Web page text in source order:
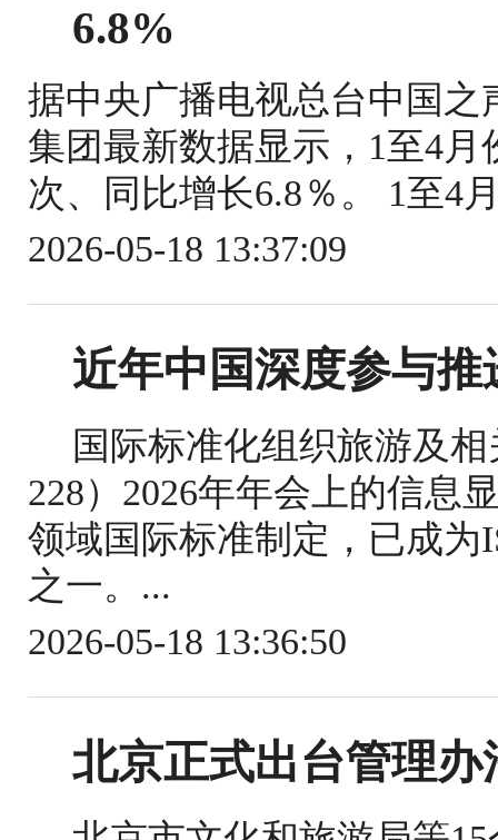
6.8%
据中央广播电视总台中国
集团最新数据显示，1至4月
次、同比增长6.8％。 1至4
2026-05-18 13:37:09
近年中国深度参与
国际标准化组织旅游及
228）2026年年会上的信息
领域国际标准制定，已成为
之一。...
2026-05-18 13:36:50
北京正式出台管理